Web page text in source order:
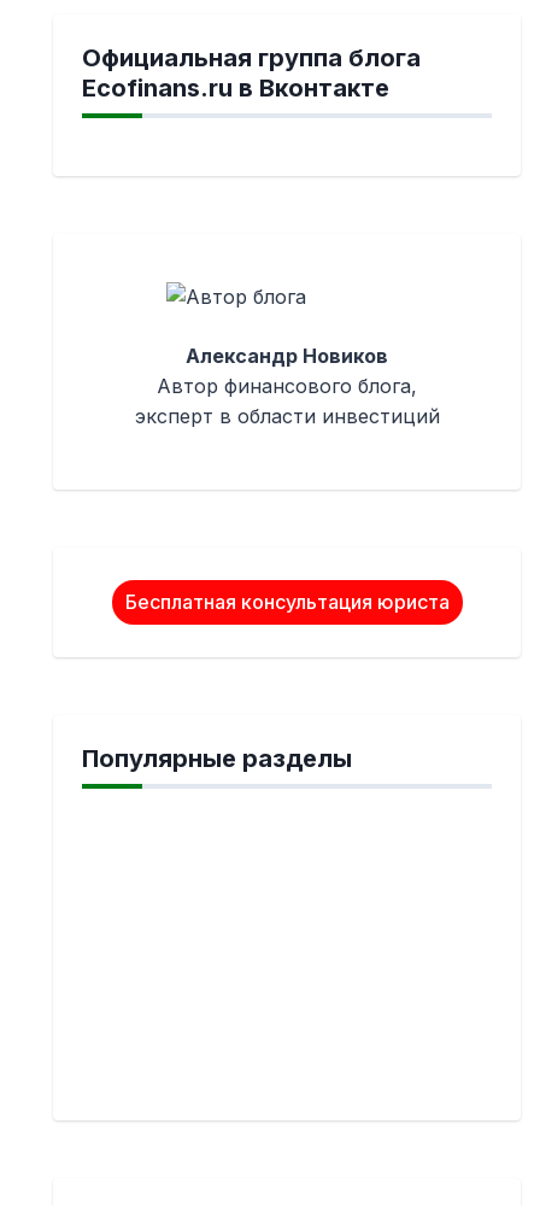
Официальная группа блога
Ecofinans.ru в Вконтакте
Александр Новиков
Автор финансового блога,
эксперт в области инвестиций
Бесплатная консультация юриста
Популярные разделы